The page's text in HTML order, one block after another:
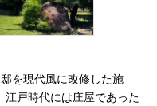
を現代風に改修した施
江戸時代には庄屋であった